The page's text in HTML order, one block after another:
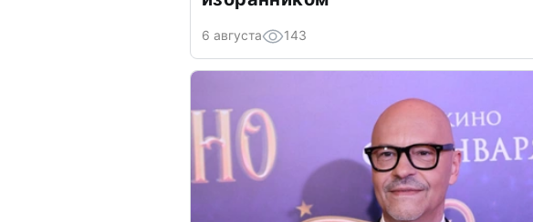
6 августа 143